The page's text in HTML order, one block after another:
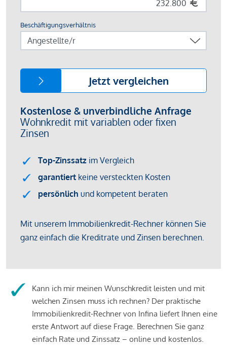
Kann ich mir meinen Wunschkredit leisten und mit
welchen Zinsen muss ich rechnen? Der praktische
Immobilienkredit-Rechner von Infina liefert Ihnen eine
erste Antwort auf diese Frage. Berechnen Sie ganz
einfach Rate und Zinssatz – online und kostenlos.